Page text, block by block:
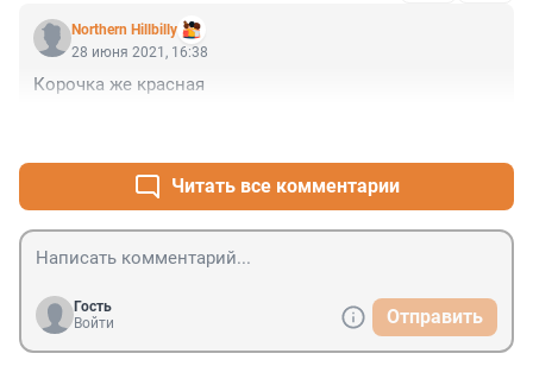
Northern Hillbilly
28 июня 2021, 16:38
Корочка же красная
Читать все комментарии
Гость
Войти
Отправить